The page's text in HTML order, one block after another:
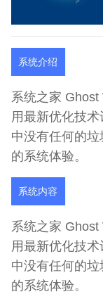
系统介绍
系统之家
用最新优化技
中没有任何的
的系统体验。
系统内容
系统之家
用最新优化技
中没有任何的
的系统体验。